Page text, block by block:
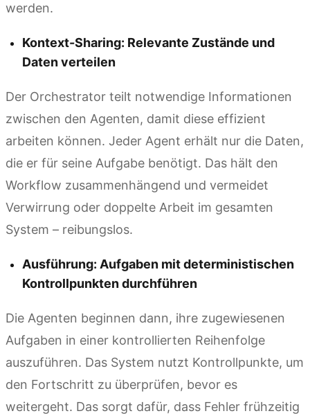
werden.
Kontext-Sharing: Relevante Zustände und
Daten verteilen
Der Orchestrator teilt notwendige Informationen
zwischen den Agenten, damit diese effizient
arbeiten können. Jeder Agent erhält nur die Daten,
die er für seine Aufgabe benötigt. Das hält den
Workflow zusammenhängend und vermeidet
Verwirrung oder doppelte Arbeit im gesamten
System – reibungslos.
Ausführung: Aufgaben mit deterministischen
Kontrollpunkten durchführen
Die Agenten beginnen dann, ihre zugewiesenen
Aufgaben in einer kontrollierten Reihenfolge
auszuführen. Das System nutzt Kontrollpunkte, um
den Fortschritt zu überprüfen, bevor es
weitergeht. Das sorgt dafür, dass Fehler frühzeitig